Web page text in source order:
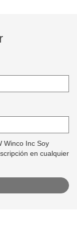
Winco Inc Soy
en cualquier